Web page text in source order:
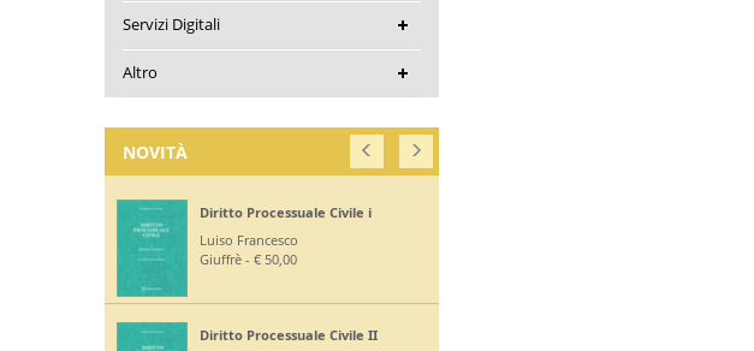
Servizi Digitali
Altro
NOVITÀ
Diritto Processuale Civile i
Luiso Francesco
Giuffrè - € 50,00
Diritto Processuale Civile II